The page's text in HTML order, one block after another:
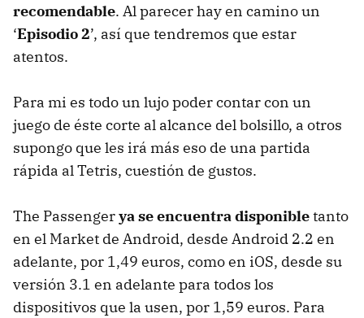
recomendable. Al parecer hay en camino un
‘Episodio 2’, así que tendremos que estar
atentos.
Para mi es todo un lujo poder contar con un
juego de éste corte al alcance del bolsillo, a otros
supongo que les irá más eso de una partida
rápida al Tetris, cuestión de gustos.
The Passengerya se encuentra disponibletanto
en el Market de Android, desde Android 2.2 en
adelante, por 1,49 euros, como en iOS, desde su
versión 3.1 en adelante para todos los
dispositivos que la usen, por 1,59 euros. Para